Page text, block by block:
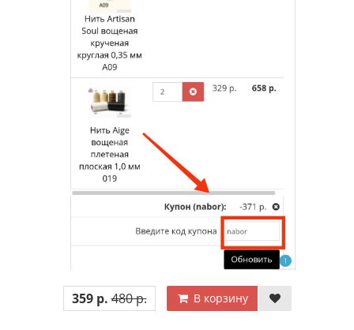
359 р. 480 р. В корзину